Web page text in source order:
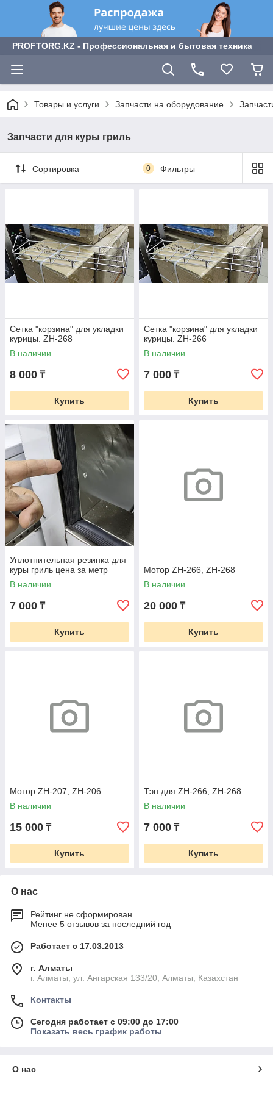
PROFTORG.KZ - Профессиональная и бытовая техника
Товары и услуги Запчасти на оборудование
Запчасти для куры гриль
Сортировка 0 Фильтры
Сетка "корзина" для укладки
курицы. ZH-268
В наличии
8 000 ₸
Купить
Сетка "корзина" для укладки
курицы. ZH-266
В наличии
7 000 ₸
Купить
Уплотнительная резинка для
куры гриль цена за метр
В наличии
7 000 ₸
Купить
Мотор ZH-266, ZH-268
В наличии
20 000 ₸
Купить
Мотор ZH-207, ZH-206
В наличии
15 000 ₸
Купить
Тэн для ZH-266, ZH-268
В наличии
7 000 ₸
Купить
О нас
Рейтинг не сформирован
Менее 5 отзывов за последний год
Работает с 17.03.2013
г. Алматы
г. Алматы, ул. Ангарская 133/20, Алматы, Казахстан
Контакты
Сегодня работает с 09:00 до 17:00
Показать весь график работы
О нас